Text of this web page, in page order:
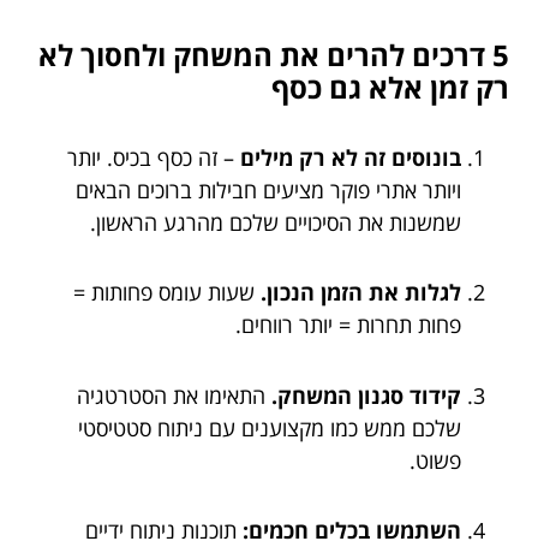
5 דרכים להרים את המשחק ולחסוך לא
רק זמן אלא גם כסף
בונוסים זה לא רק מילים – זה כסף בכיס. יותר
ויותר אתרי פוקר מציעים חבילות ברוכים הבאים
שמשנות את הסיכויים שלכם מהרגע הראשון.
לגלות את הזמן הנכון. שעות עומס פחותות =
פחות תחרות = יותר רווחים.
קידוד סגנון המשחק. התאימו את הסטרטגיה
שלכם ממש כמו מקצוענים עם ניתוח סטטיסטי
פשוט.
השתמשו בכלים חכמים: תוכנות ניתוח ידיים